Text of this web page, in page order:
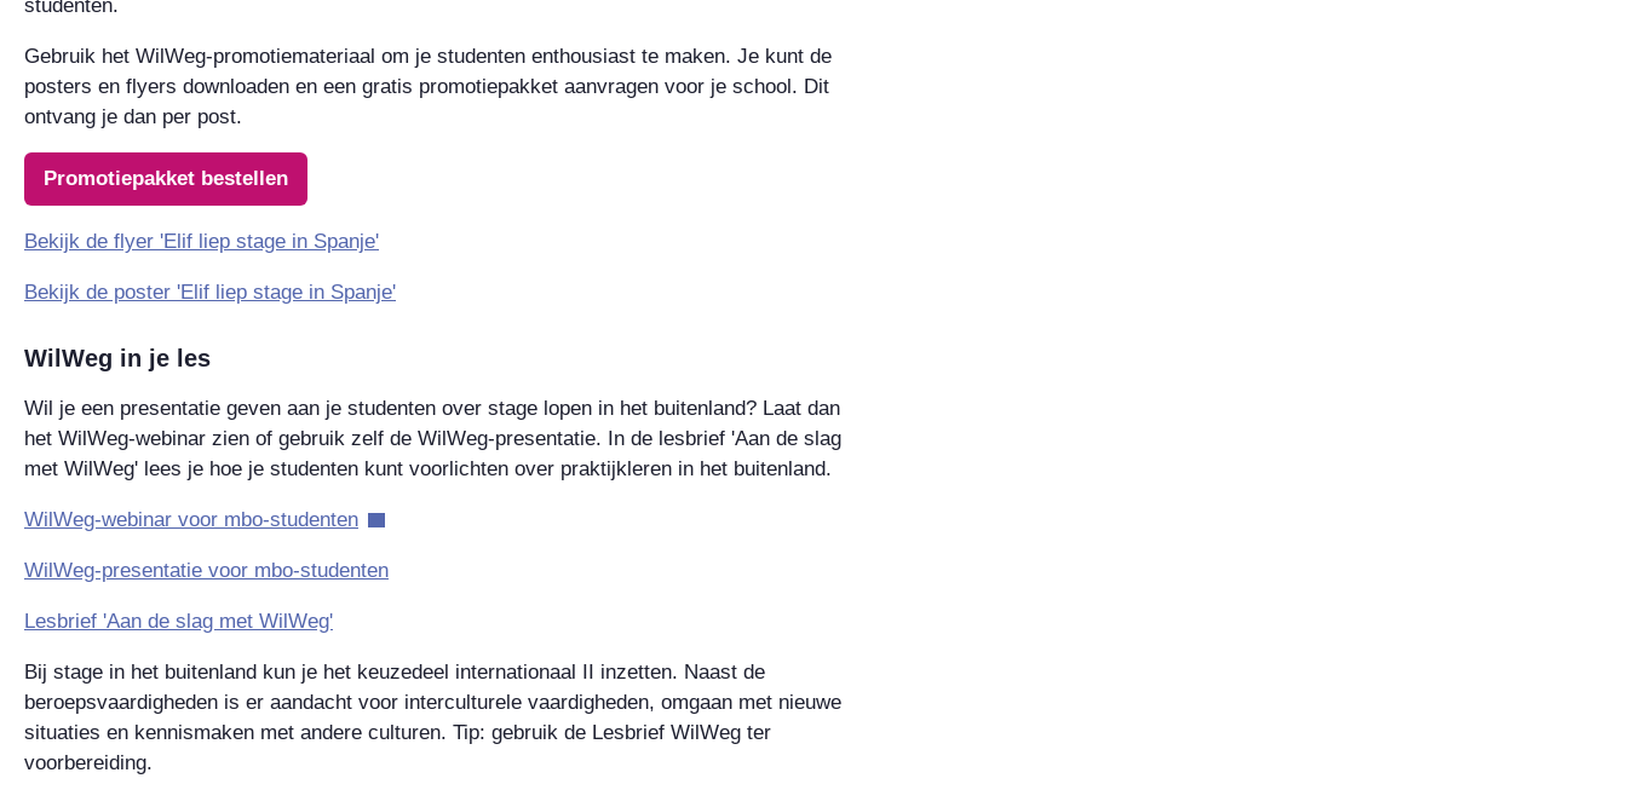
studenten.
Gebruik het WilWeg-promotiemateriaal om je studenten enthousiast te maken. Je kunt de
posters en flyers downloaden en een gratis promotiepakket aanvragen voor je school. Dit
ontvang je dan per post.
Promotiepakket bestellen
Bekijk de flyer 'Elif liep stage in Spanje'
Bekijk de poster 'Elif liep stage in Spanje'
WilWeg in je les
Wil je een presentatie geven aan je studenten over stage lopen in het buitenland? Laat dan
het WilWeg-webinar zien of gebruik zelf de WilWeg-presentatie. In de lesbrief 'Aan de slag
met WilWeg' lees je hoe je studenten kunt voorlichten over praktijkleren in het buitenland.
WilWeg-webinar voor mbo-studenten
WilWeg-presentatie‌ voor mbo-studenten
Lesbrief 'Aan de slag met WilWeg'‌
Bij stage in het buitenland kun je het keuzedeel internationaal II inzetten. Naast de
beroepsvaardigheden is er aandacht voor interculturele vaardigheden, omgaan met nieuwe
situaties en kennismaken met andere culturen. Tip: gebruik de Lesbrief WilWeg ter
voorbereiding.